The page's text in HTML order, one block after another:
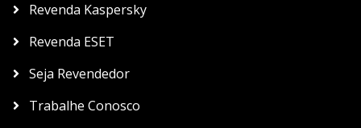
Revenda Kaspersky
Revenda ESET
Seja Revendedor
Trabalhe Conosco